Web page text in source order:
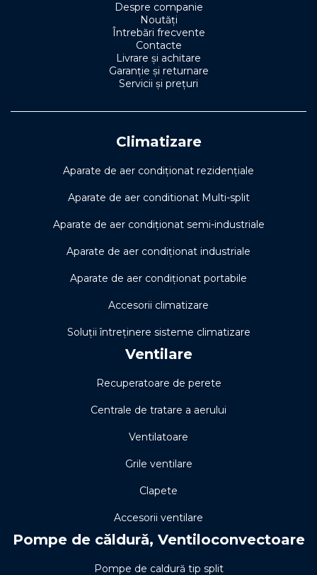
Despre companie
Noutăți
Întrebări frecvente
Contacte
Livrare și achitare
Garanție și returnare
Servicii și prețuri
Climatizare
Aparate de aer condiționat rezidențiale
Aparate de aer conditionat Multi-split
Aparate de aer condiționat semi-industriale
Aparate de aer condiționat industriale
Aparate de aer condiționat portabile
Accesorii climatizare
Soluţii întreţinere sisteme climatizare
Ventilare
Recuperatoare de perete
Centrale de tratare a aerului
Ventilatoare
Grile ventilare
Clapete
Accesorii ventilare
Pompe de căldură, Ventiloconvectoare
Pompe de caldură tip split